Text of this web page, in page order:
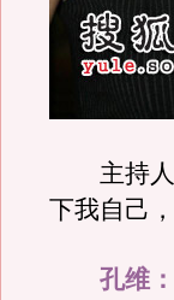
主持人
下我自己
孔维：